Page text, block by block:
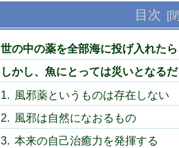
目次
世の中の薬を全部海に投げ入れた
しかし、魚にとっては災いとなるだ
風邪薬というものは存在しない
風邪は自然になおるもの
本来の自己治癒力を発揮する